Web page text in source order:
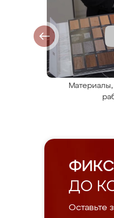
ДО
Оставьте